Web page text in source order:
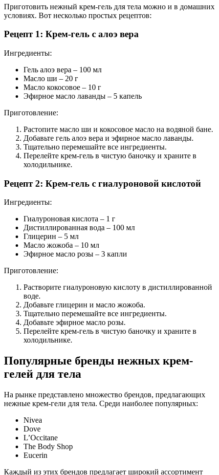
Приготовить нежный крем-гель для тела можно и в домашних
условиях. Вот несколько простых рецептов:
Рецепт 1: Крем-гель с алоэ вера
Ингредиенты:
Гель алоэ вера – 100 мл
Масло ши – 20 г
Масло кокосовое – 10 г
Эфирное масло лаванды – 5 капель
Приготовление:
Растопите масло ши и кокосовое масло на водяной бане.
Добавьте гель алоэ вера и эфирное масло лаванды.
Тщательно перемешайте все ингредиенты.
Перелейте крем-гель в чистую баночку и храните в
холодильнике.
Рецепт 2: Крем-гель с гиалуроновой кислотой
Ингредиенты:
Гиалуроновая кислота – 1 г
Дистиллированная вода – 100 мл
Глицерин – 5 мл
Масло жожоба – 10 мл
Эфирное масло розы – 3 капли
Приготовление:
Растворите гиалуроновую кислоту в дистиллированной
воде.
Добавьте глицерин и масло жожоба.
Тщательно перемешайте все ингредиенты.
Добавьте эфирное масло розы.
Перелейте крем-гель в чистую баночку и храните в
холодильнике.
Популярные бренды нежных крем-
гелей для тела
На рынке представлено множество брендов, предлагающих
нежные крем-гели для тела. Среди наиболее популярных:
Nivea
Dove
L’Occitane
The Body Shop
Eucerin
Каждый из этих брендов предлагает широкий ассортимент